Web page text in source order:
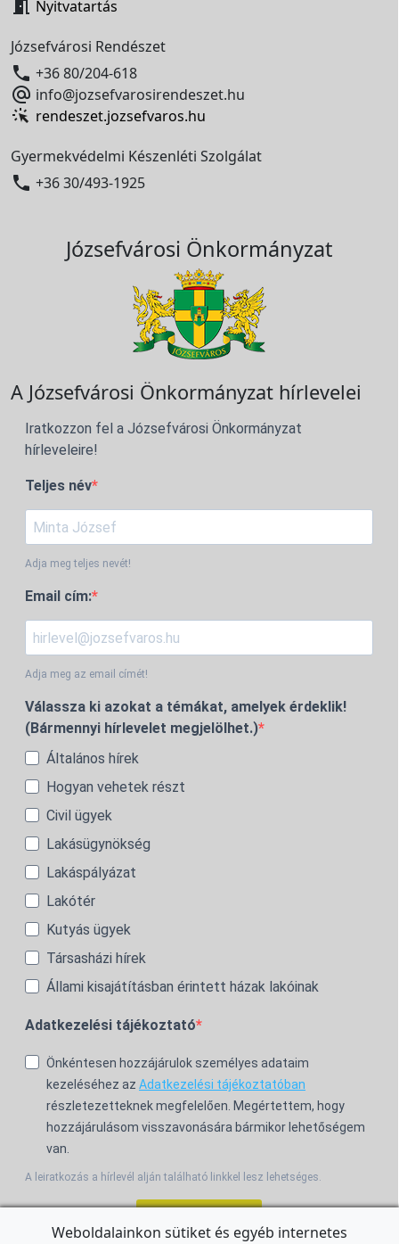
 Nyitvatartás
Józsefvárosi Rendészet
 +36 80/204-618
 info@jozsefvarosirendeszet.hu
rendeszet.jozsefvaros.hu
Gyermekvédelmi Készenléti Szolgálat
 +36 30/493-1925
Józsefvárosi Önkormányzat
A Józsefvárosi Önkormányzat hírlevelei
Iratkozzon fel a Józsefvárosi Önkormányzat
hírleveleire!
Teljes név
Adja meg teljes nevét!
Email cím:
Adja meg az email címét!
Válassza ki azokat a témákat, amelyek érdeklik!
(Bármennyi hírlevelet megjelölhet.)
Általános hírek
Hogyan vehetek részt
Civil ügyek
Lakásügynökség
Lakáspályázat
Lakótér
Kutyás ügyek
Társasházi hírek
Állami kisajátításban érintett házak lakóinak
Adatkezelési tájékoztató
Önkéntesen hozzájárulok személyes adataim
kezeléséhez az Adatkezelési tájékoztatóban
részletezetteknek megfelelően. Megértettem, hogy
hozzájárulásom visszavonására bármikor lehetőségem
van.
A leiratkozás a hírlevél alján található linkkel lesz lehetséges.
Weboldalainkon sütiket és egyéb internetes